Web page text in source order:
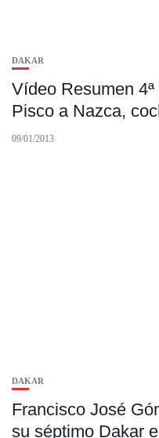
DAKAR
Vídeo Resumen
Pisco a Nazca,
09/01/2013
DAKAR
Francisco José
su séptimo Dakar